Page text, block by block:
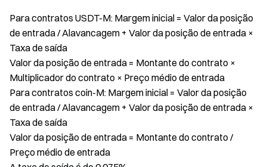
Para contratos USDT-M: Margem inicial = Valor da posição
de entrada / Alavancagem + Valor da posição de entrada ×
Taxa de saída
Valor da posição de entrada = Montante do contrato ×
Multiplicador do contrato × Preço médio de entrada
Para contratos coin-M: Margem inicial = Valor da posição
de entrada / Alavancagem + Valor da posição de entrada ×
Taxa de saída
Valor da posição de entrada = Montante do contrato /
Preço médio de entrada